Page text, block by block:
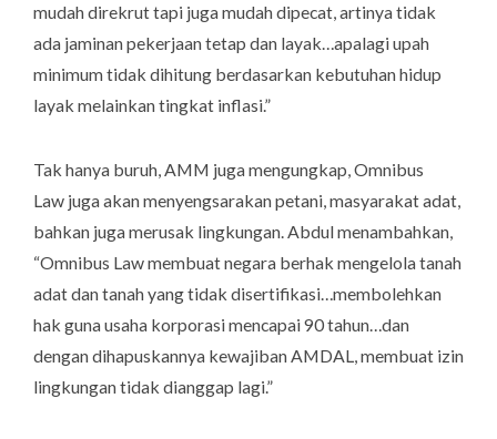
mudah direkrut tapi juga mudah dipecat, artinya tidak
ada jaminan pekerjaan tetap dan layak…apalagi upah
minimum tidak dihitung berdasarkan kebutuhan hidup
layak melainkan tingkat inflasi.”
Tak hanya buruh, AMM juga mengungkap,Omnibus
Law juga akan menyengsarakan petani, masyarakat adat,
bahkan juga merusak lingkungan. Abdul menambahkan,
“Omnibus Lawmembuat negara berhak mengelola tanah
adat dan tanah yang tidak disertifikasi…membolehkan
hak guna usaha korporasi mencapai 90 tahun…dan
dengan dihapuskannya kewajiban AMDAL, membuat izin
lingkungan tidak dianggap lagi.”